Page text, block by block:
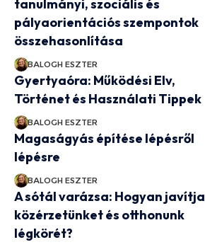
tanulmányi, szociális és
pályaorientációs szempontok
összehasonlítása
BALOGH ESZTER
Gyertyaóra: Működési Elv,
Történet és Használati Tippek
BALOGH ESZTER
Magaságyás építése lépésről
lépésre
BALOGH ESZTER
A sótál varázsa: Hogyan javítja
közérzetünket és otthonunk
légkörét?